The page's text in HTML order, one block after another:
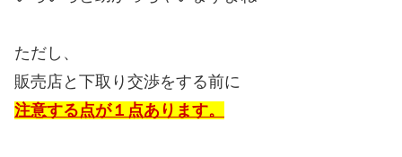
ただし、
販売店と下取り交渉をする前に
注意する点が１点あります。